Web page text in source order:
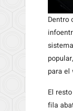
Dentro
para el
El
fila